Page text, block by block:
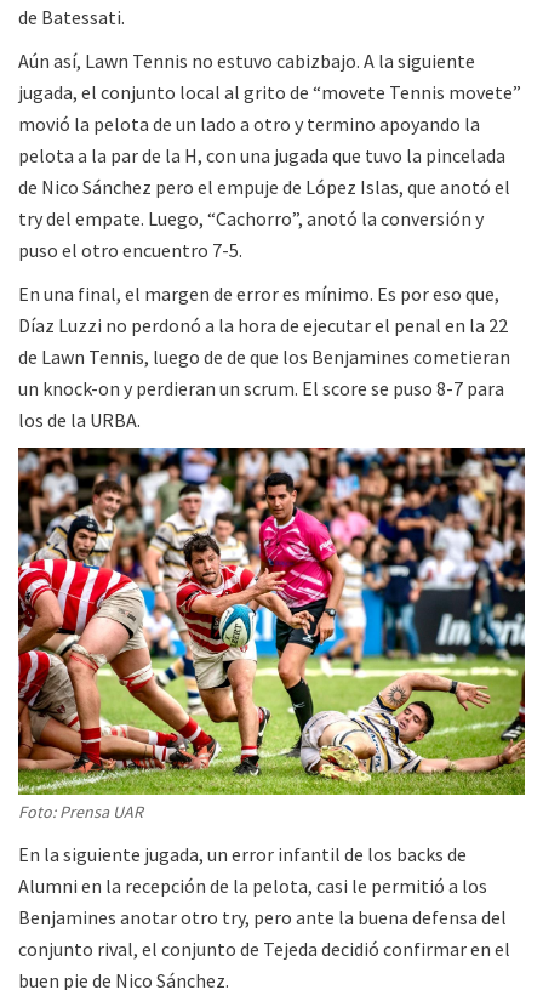
de Batessati.
Aún así, Lawn Tennis no estuvo cabizbajo. A la siguiente
jugada, el conjunto local al grito de “movete Tennis movete”
movió la pelota de un lado a otro y termino apoyando la
pelota a la par de la H, con una jugada que tuvo la pincelada
de Nico Sánchez pero el empuje de López Islas, que anotó el
try del empate. Luego, “Cachorro”, anotó la conversión y
puso el otro encuentro 7-5.
En una final, el margen de error es mínimo. Es por eso que,
Díaz Luzzi no perdonó a la hora de ejecutar el penal en la 22
de Lawn Tennis, luego de de que los Benjamines cometieran
un knock-on y perdieran un scrum. El score se puso 8-7 para
los de la URBA.
Foto: Prensa UAR
En la siguiente jugada, un error infantil de los backs de
Alumni en la recepción de la pelota, casi le permitió a los
Benjamines anotar otro try, pero ante la buena defensa del
conjunto rival, el conjunto de Tejeda decidió confirmar en el
buen pie de Nico Sánchez.